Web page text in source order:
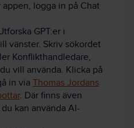
appen, logga in på Chat
GPT:er i
vänster. Skriv sökordet
Konflikthandledare,
vill använda. Klicka på
in via Thomas Jordans
. Där finns även
kan använda AI-